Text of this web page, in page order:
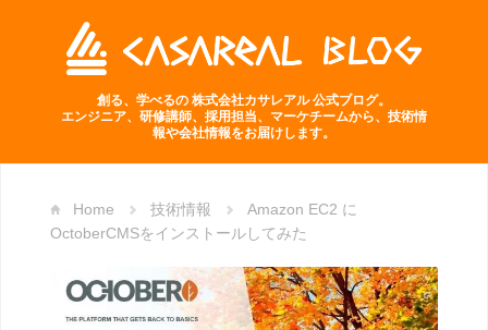
創る、学べるの 株式会社カサレアル 公式ブログ。
エンジニア、研修講師、採用担当、マーケチームから、技術情
報や会社情報をお届けします。
Home 技術情報
Amazon EC2 に
OctoberCMSをインストールしてみた